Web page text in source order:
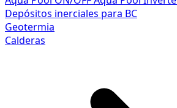
Depósitos inerciales para BC
Geotermia
Calderas